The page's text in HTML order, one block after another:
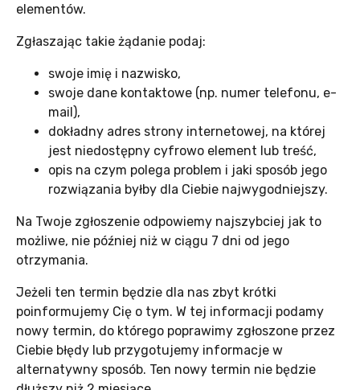
elementów.
Zgłaszając takie żądanie podaj:
swoje imię i nazwisko,
swoje dane kontaktowe (np. numer telefonu, e-
mail),
dokładny adres strony internetowej, na której
jest niedostępny cyfrowo element lub treść,
opis na czym polega problem i jaki sposób jego
rozwiązania byłby dla Ciebie najwygodniejszy.
Na Twoje zgłoszenie odpowiemy najszybciej jak to
możliwe, nie później niż w ciągu 7 dni od jego
otrzymania.
Jeżeli ten termin będzie dla nas zbyt krótki
poinformujemy Cię o tym. W tej informacji podamy
nowy termin, do którego poprawimy zgłoszone przez
Ciebie błędy lub przygotujemy informacje w
alternatywny sposób. Ten nowy termin nie będzie